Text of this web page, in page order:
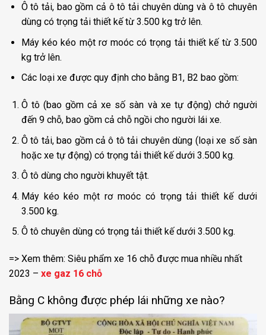
Ô tô tải, bao gồm cả ô tô tải chuyên dùng và ô tô chuyên
dùng có trọng tải thiết kế từ 3.500 kg trở lên.
Máy kéo kéo một rơ moóc có trọng tải thiết kế từ 3.500
kg trở lên.
Các loại xe được quy định cho bằng B1, B2 bao gồm:
Ô tô (bao gồm cả xe số sàn và xe tự động) chở người
đến 9 chỗ, bao gồm cả chỗ ngồi cho người lái xe.
Ô tô tải, bao gồm cả ô tô tải chuyên dùng (loại xe số sàn
hoặc xe tự động) có trọng tải thiết kế dưới 3.500 kg.
Ô tô dùng cho người khuyết tật.
Máy kéo kéo một rơ moóc có trọng tải thiết kế dưới
3.500 kg.
Ô tô chuyên dùng có trọng tải thiết kế dưới 3.500 kg.
=> Xem thêm: Siêu phẩm xe 16 chỗ được mua nhiều nhất
2023 – xe gaz 16 chỗ
Bằng C không được phép lái những xe nào?